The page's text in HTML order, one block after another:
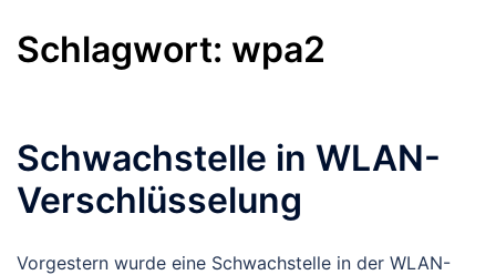
Schlagwort: wpa2
Schwachstelle in WLAN-
Verschlüsselung
Vorgestern wurde eine Schwachstelle in der WLAN-